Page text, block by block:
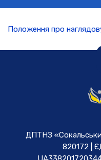
Положення про
ДПТНЗ
820172 |